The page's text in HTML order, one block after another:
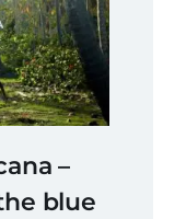
–
blue